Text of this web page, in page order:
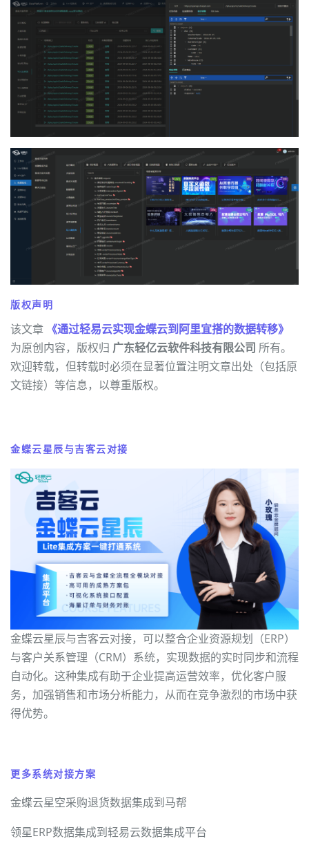
版权声明
该文章 《通过轻易云实现金蝶云到阿里宜搭的数据转移》
为原创内容，版权归 广东轻亿云软件科技有限公司 所有。
欢迎转载，但转载时必须在显著位置注明文章出处（包括原
文链接）等信息，以尊重版权。
金蝶云星辰与吉客云对接
金蝶云星辰与吉客云对接，可以整合企业资源规划（ERP）
与客户关系管理（CRM）系统，实现数据的实时同步和流程
自动化。这种集成有助于企业提高运营效率，优化客户服
务，加强销售和市场分析能力，从而在竞争激烈的市场中获
得优势。
更多系统对接方案
金蝶云星空采购退货数据集成到马帮
领星ERP数据集成到轻易云数据集成平台